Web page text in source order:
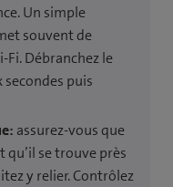
Un simple
souvent de
Fi. Débranchez le
puis
assurez-vous que
se trouve près
y relier. Contrôlez